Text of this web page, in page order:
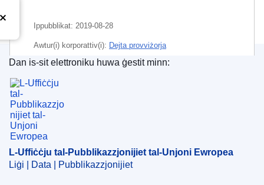
Ippubblikat: 2019-08-28
Awtur(i) korporattiv(i): Dejta provviżorja
CELEX : 02002R0881-20190828
ELI : reg/2002/881/2019-08-28
L-Uffiċċju tal-Pubblikazzjonijiet tal-Unjoni
Dan is-sit elettroniku huwa ġestit minn:
L-Uffiċċju tal-Pubblikazzjonijiet tal-Unjoni Ewropea
Liġi | Data | Pubblikazzjonijiet